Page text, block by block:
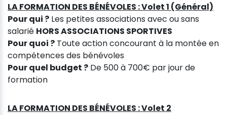
LA FORMATION DES BÉNÉVOLES : Volet 1 (Général)
Pour qui ? Les petites associations avec ou sans
salarié HORS ASSOCIATIONS SPORTIVES
Pour quoi ? Toute action concourant à la montée en
compétences des bénévoles
Pour quel budget ? De 500 à 700€ par jour de
formation
LA FORMATION DES BÉNÉVOLES : Volet 2